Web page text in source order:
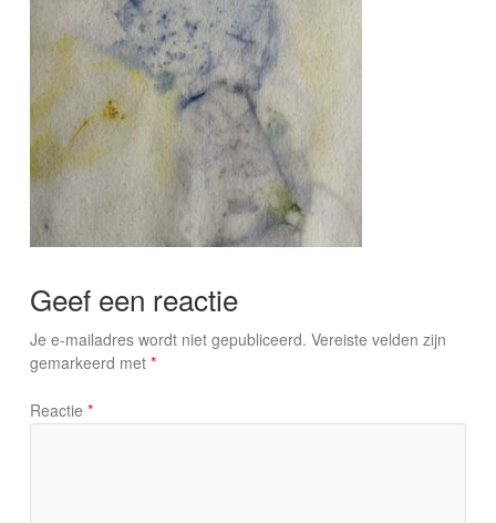
Geef een reactie
Je e-mailadres wordt niet gepubliceerd. Vereiste velden zijn
gemarkeerd met *
Reactie *